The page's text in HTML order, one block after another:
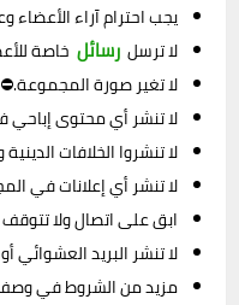
يجب احترام آراء الأعضاء
لا ترسل رسائل خاصة
لا تغير صورة المجموعة.⛔
لا تنشر أي محتوى
لا تنشروا الخلافات
لا تنشر أي إعلانات في
ابق على اتصال ولا
لا تنشر البريد العشوائي
مزيد من الشروط في